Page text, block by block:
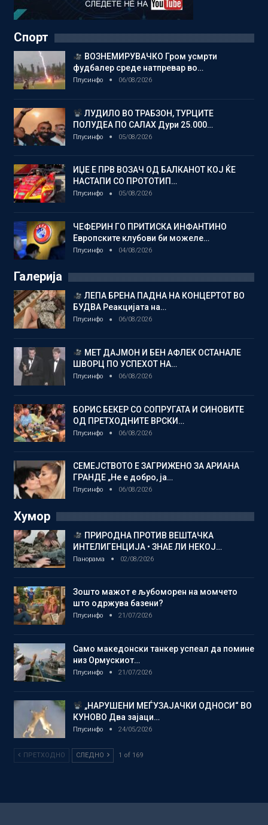
Спорт
ВОЗНЕМИРУВАЧКО Гром усмрти
фудбалер среде натпревар во…
Плусинфо 06/08/2026
ЛУДИЛО ВО ТРАБЗОН, ТУРЦИТЕ
ПОЛУДЕА ПО САЛАХ Дури 25.000…
Плусинфо 05/08/2026
ИЏЕ Е ПРВ ВОЗАЧ ОД БАЛКАНОТ КОЈ ЌЕ
НАСТАПИ СО ПРОТОТИП…
Плусинфо 05/08/2026
ЧЕФЕРИН ГО ПРИТИСКА ИНФАНТИНО
Европските клубови би можеле…
Плусинфо 04/08/2026
Галерија
ЛЕПА БРЕНА ПАДНА НА КОНЦЕРТОТ ВО
БУДВА Реакцијата на…
Плусинфо 06/08/2026
МЕТ ДАЈМОН И БЕН АФЛЕК ОСТАНАЛЕ
ШВОРЦ ПО УСПЕХОТ НА…
Плусинфо 06/08/2026
БОРИС БЕКЕР СО СОПРУГАТА И СИНОВИТЕ
ОД ПРЕТХОДНИТЕ ВРСКИ…
Плусинфо 06/08/2026
СЕМЕЈСТВОТО Е ЗАГРИЖЕНО ЗА АРИАНА
ГРАНДЕ „Не е добро, ја…
Плусинфо 06/08/2026
Хумор
ПРИРОДНА ПРОТИВ ВЕШТАЧКА
ИНТЕЛИГЕНЦИЈА • ЗНАЕ ЛИ НЕКОЈ…
Панорама 02/08/2026
Зошто мажот е љубоморен на момчето
што одржува базени?
Плусинфо 21/07/2026
Само македонски танкер успеал да помине
низ Ормускиот…
Плусинфо 21/07/2026
„НАРУШЕНИ МЕЃУЗАЈАЧКИ ОДНОСИ“ ВО
КУНОВО Два зајаци…
Плусинфо 24/05/2026
ПРЕТХОДНО СЛЕДНО 1 of 169